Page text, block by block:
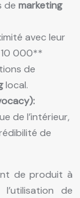
de marketing
avec leur
000**
de
local.
de l’intérieur,
de
de produit à
de